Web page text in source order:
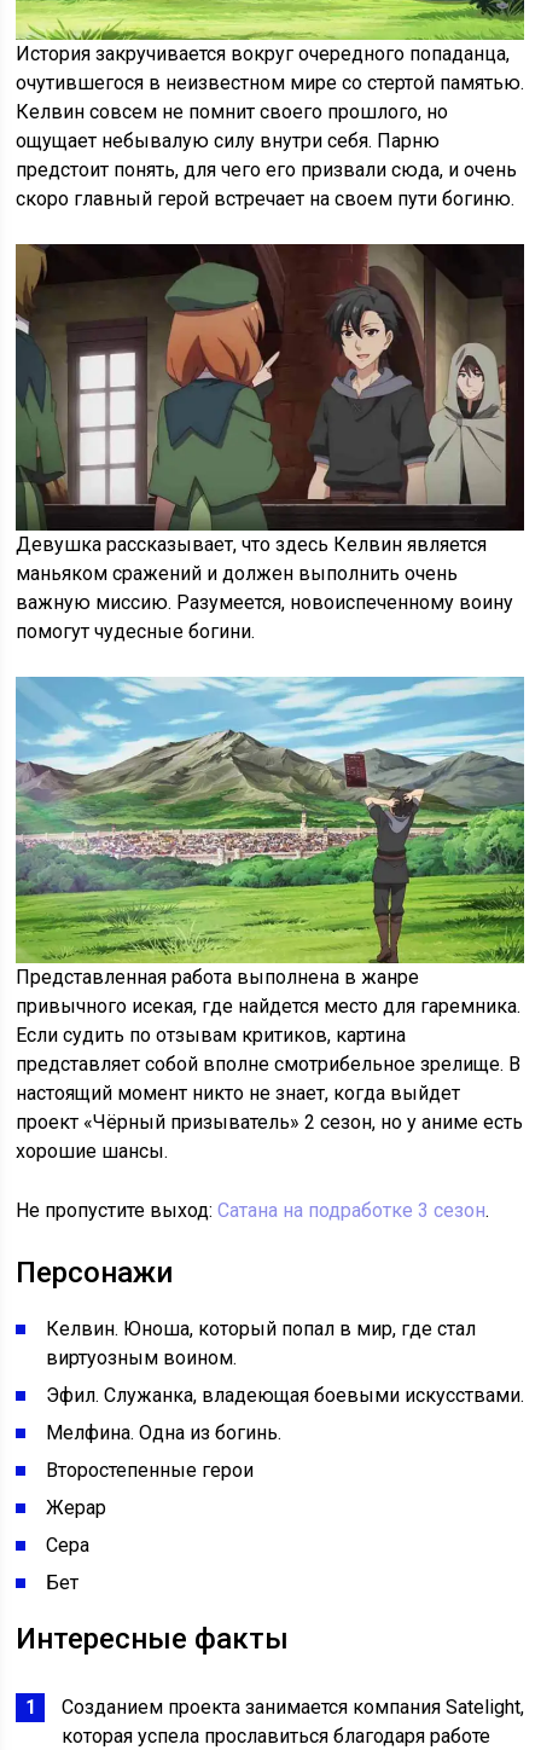
История закручивается вокруг очередного попаданца,
очутившегося в неизвестном мире со стертой памятью.
Келвин совсем не помнит своего прошлого, но
ощущает небывалую силу внутри себя. Парню
предстоит понять, для чего его призвали сюда, и очень
скоро главный герой встречает на своем пути богиню.
Девушка рассказывает, что здесь Келвин является
маньяком сражений и должен выполнить очень
важную миссию. Разумеется, новоиспеченному воину
помогут чудесные богини.
Представленная работа выполнена в жанре
привычного исекая, где найдется место для гаремника.
Если судить по отзывам критиков, картина
представляет собой вполне смотрибельное зрелище. В
настоящий момент никто не знает, когда выйдет
проект «Чёрный призыватель» 2 сезон, но у аниме есть
хорошие шансы.
Не пропустите выход:Сатана на подработке 3 сезон.
Персонажи
Келвин. Юноша, который попал в мир, где стал
виртуозным воином.
Эфил. Служанка, владеющая боевыми искусствами.
Мелфина. Одна из богинь.
Второстепенные герои
Жерар
Сера
Бет
Интересные факты
Созданием проекта занимается компания Satelight,
которая успела прославиться благодаря работе